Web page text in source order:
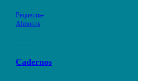
Pequenos-
Almoços
Cadernos